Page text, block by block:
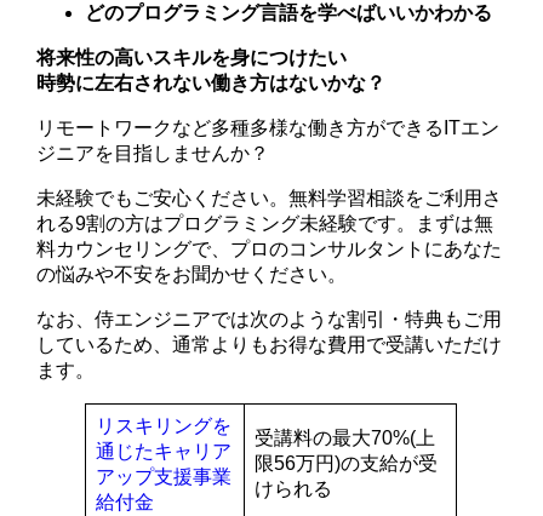
どのプログラミング言語を学べばいいかわかる
将来性の高いスキルを身につけたい
時勢に左右されない働き方はないかな？
リモートワークなど多種多様な働き方ができるITエン
ジニアを目指しませんか？
未経験でもご安心ください。無料学習相談をご利用さ
れる9割の方はプログラミング未経験です。まずは無
料カウンセリングで、プロのコンサルタントにあなた
の悩みや不安をお聞かせください。
なお、侍エンジニアでは次のような割引・特典もご用
しているため、通常よりもお得な費用で受講いただけ
ます。
リスキリングを
通じたキャリア
アップ支援事業
給付金
受講料の最大70%(上
限56万円)の支給が受
けられる